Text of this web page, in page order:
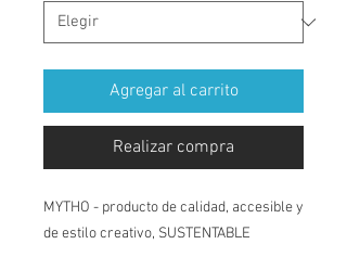
Agregar al carrito
Realizar compra
MYTHO - producto de calidad, accesible y
de estilo creativo, SUSTENTABLE